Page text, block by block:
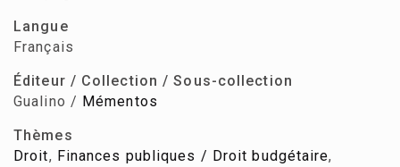
Langue
Français
Éditeur / Collection / Sous-collection
Gualino / Mémentos
Thèmes
Droit, Finances publiques / Droit budgétaire,